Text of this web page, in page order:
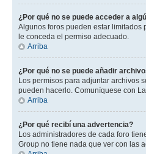
¿Por qué no se puede acceder a
Algunos foros pueden estar limitados
le conceda el permiso adecuado.
Arriba
¿Por qué no se puede añadir
Los permisos para adjuntar archivos
pueden hacerlo. Comuníquese con
Arriba
¿Por qué recibí una advertencia?
Los administradores de cada foro
Group no tiene nada que ver con las